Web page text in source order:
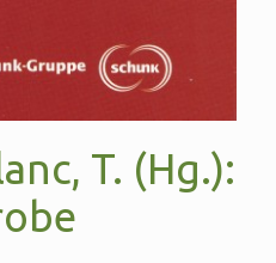
T. (Hg.):